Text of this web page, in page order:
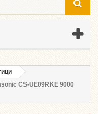
CS-UE09RKE 9000